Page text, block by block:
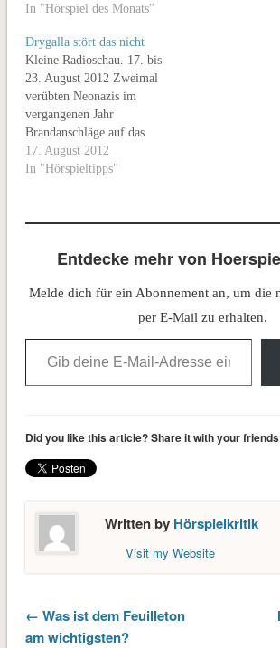
Liermann Produktion: HR
19.08.2012, HR 2 Kultur
Länge: 58:40 Begründung
der Jury Das Leben auf dem
Land ist vieles. Ruhig ist es
nicht. Das Hörstück „Otto
Mötö“…
In "Hörspiel des Monats"
Drygalla stört das nicht
Kleine Radioschau. 17. bis
23. August 2012 Zweimal
verübten Neonazis im
vergangenen Jahr
Brandanschläge auf das
Anton-Schmaus-Haus der
Berliner SPD-Jugend. In der
von Neonazis auf Berliner
das Haus im Süden
Die Versicherung hat den
17. August 2012
In "Hörspieltipps"
Entdecke mehr von
Melde dich für ein Abonnement an, um die
per E-Mail zu erhalten.
Gib deine E-Mail-Adresse ein ...
Did you like this article? Share it with your
Written by Hörspielkritik
Visit my Website
← Was ist dem Feuilleton
am wichtigsten?